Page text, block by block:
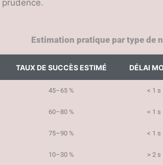
Estimation pratique par type de
TAUX DE SUCCÈS ESTIMÉ DÉLAI
45–65 % < 1 s
60–80 % < 1 s
75–90 % < 1 s
10–30 % > 2 s